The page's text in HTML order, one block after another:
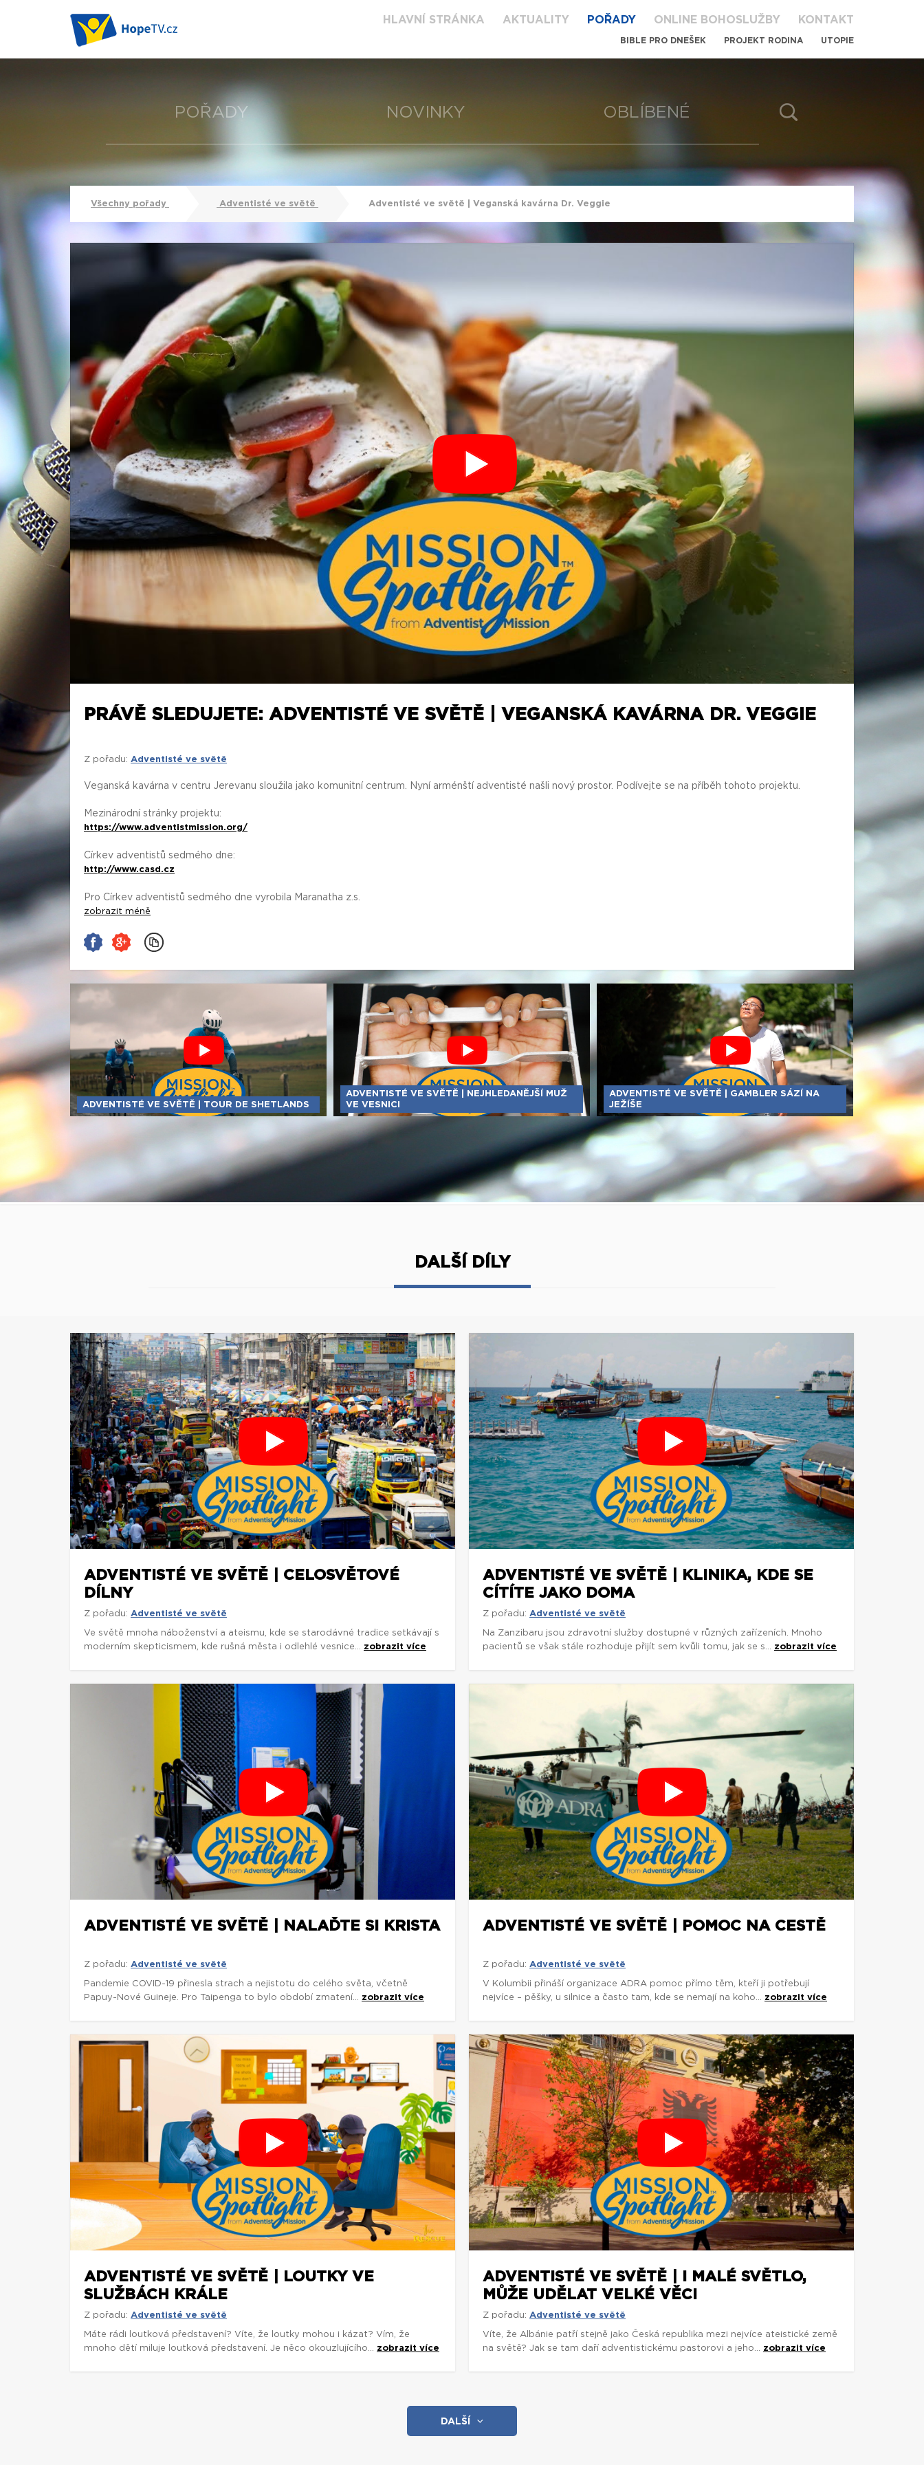
HLAVNÍ STRÁNKA AKTUALITY POŘADY ONLINE BOHOSLUŽBY KONTAKT
BIBLE PRO DNEŠEK PROJEKT RODINA UTOPIE
POŘADY NOVINKY OBLÍBENÉ
Všechny pořady Adventisté ve světě Adventisté ve světě | Veganská kavárna Dr. Veggie
PRÁVĚ SLEDUJETE: ADVENTISTÉ VE SVĚTĚ | VEGANSKÁ KAVÁRNA DR. VEGGIE
Z pořadu: Adventisté ve světě
Veganská kavárna v centru Jerevanu sloužila jako komunitní centrum. Nyní arménští adventisté našli nový prostor. Podívejte se na příběh tohoto projektu.
Mezinárodní stránky projektu:
https://www.adventistmission.org/
Církev adventistů sedmého dne:
http://www.casd.cz
Pro Církev adventistů sedmého dne vyrobila Maranatha z.s.
zobrazit méně
ADVENTISTÉ VE SVĚTĚ | TOUR DE SHETLANDS
ADVENTISTÉ VE SVĚTĚ | NEJHLEDANĚJŠÍ MUŽ
VE VESNICI
ADVENTISTÉ VE SVĚTĚ | GAMBLER SÁZÍ NA
JEŽÍŠE
DALŠÍ DÍLY
ADVENTISTÉ VE SVĚTĚ | CELOSVĚTOVÉ
DÍLNY
Z pořadu: Adventisté ve světě
Ve světě mnoha náboženství a ateismu, kde se starodávné tradice setkávají s
moderním skepticismem, kde rušná města i odlehlé vesnice... zobrazit více
ADVENTISTÉ VE SVĚTĚ | KLINIKA, KDE SE
CÍTÍTE JAKO DOMA
Z pořadu: Adventisté ve světě
Na Zanzibaru jsou zdravotní služby dostupné v různých zařízeních. Mnoho
pacientů se však stále rozhoduje přijít sem kvůli tomu, jak se s... zobrazit více
ADVENTISTÉ VE SVĚTĚ | NALAĎTE SI KRISTA
Z pořadu: Adventisté ve světě
Pandemie COVID-19 přinesla strach a nejistotu do celého světa, včetně
Papuy-Nové Guineje. Pro Taipenga to bylo období zmatení... zobrazit více
ADVENTISTÉ VE SVĚTĚ | POMOC NA CESTĚ
Z pořadu: Adventisté ve světě
V Kolumbii přináší organizace ADRA pomoc přímo těm, kteří ji potřebují
nejvíce – pěšky, u silnice a často tam, kde se nemají na koho... zobrazit více
ADVENTISTÉ VE SVĚTĚ | LOUTKY VE
SLUŽBÁCH KRÁLE
Z pořadu: Adventisté ve světě
Máte rádi loutková představení? Víte, že loutky mohou i kázat? Vím, že
mnoho dětí miluje loutková představení. Je něco okouzlujícího... zobrazit více
ADVENTISTÉ VE SVĚTĚ | I MALÉ SVĚTLO,
MŮŽE UDĚLAT VELKÉ VĚCI
Z pořadu: Adventisté ve světě
Víte, že Albánie patří stejně jako Česká republika mezi nejvíce ateistické země
na světě? Jak se tam daří adventistickému pastorovi a jeho... zobrazit více
DALŠÍ